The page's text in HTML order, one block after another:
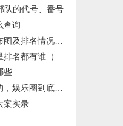
队的代号、番号
查询
名情况详细解读！
篮球排行榜前十名）
些
往事一件一件都被扒出，你是怎么
案实录